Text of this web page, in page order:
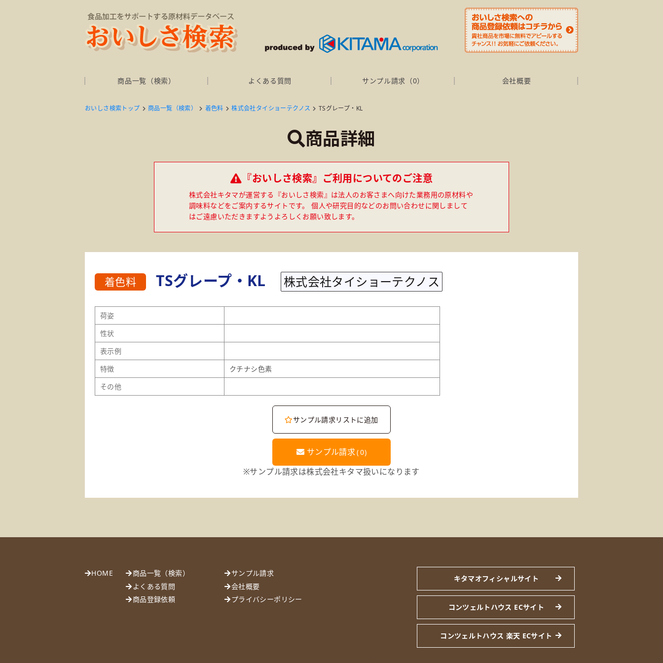
商品一覧（検索） よくある質問 サンプル請求（0） 会社概要
おいしさ検索トップ 商品一覧（検索） 着色料 株式会社タイショーテクノス TSグレープ・KL
商品詳細
『おいしさ検索』ご利用についてのご注意
株式会社キタマが運営する『おいしさ検索』は法人のお客さまへ向けた業務用の原材料や
調味料などをご案内するサイトです。 個人や研究目的などのお問い合わせに関しまして
はご遠慮いただきますようよろしくお願い致します。
着色料 TSグレープ・KL 株式会社タイショーテクノス
荷姿
性状
表示例
特徴
クチナシ色素
その他
サンプル請求リストに追加
サンプル請求(0)
※サンプル請求は株式会社キタマ扱いになります
HOME
商品一覧（検索）
よくある質問
商品登録依頼
サンプル請求
会社概要
プライバシーポリシー
キタマオフィシャルサイト
コンツェルトハウス ECサイト
コンツェルトハウス 楽天 ECサイト